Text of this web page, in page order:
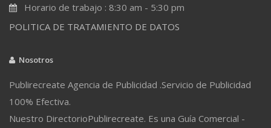
Horario de trabajo : 8:30 am - 5:30 pm
POLITICA DE TRATAMIENTO DE DATOS
Nosotros
Publirecreate Agencia de Publicidad .Servicio de Publicidad
100% Efectiva.
Nuestro DirectorioPublirecreate. Es una Guía Comercial -